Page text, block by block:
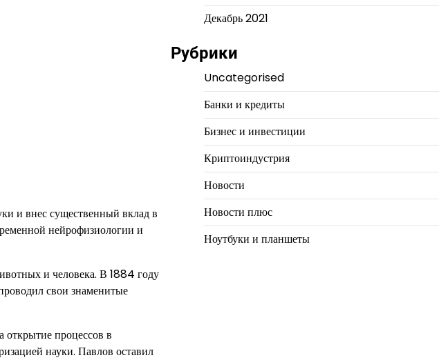
и внес существенный вклад в
нейрофизиологии и
и человека. В 1884 году
свои знаменитые
процессов в
науки. Павлов оставил
Декабрь 2021
Рубрики
Uncategorised
Банки и кредиты
Бизнес и инвестиции
Криптоиндустрия
Новости
Новости плюс
Ноутбуки и планшеты